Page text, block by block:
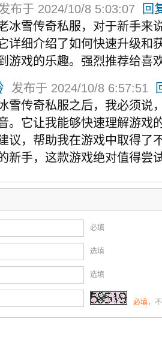
布于 2024/10/8 5:03:07
回
冰雪传奇私服，对于新手来
详细介绍了如何快速升级和
游戏的乐趣。强烈推荐给喜
发布于 2024/10/8 6:57:51
雪传奇私服之后，我必须说
。它让我能够快速理解游戏
议，帮助我在游戏中取得了
新手，这款游戏绝对值得尝
必填
选填
选填
必填，